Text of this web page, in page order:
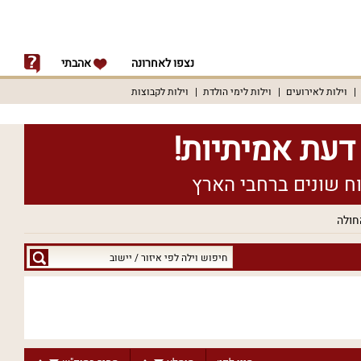
נצפו לאחרונה אהבתי
וילות לאירועים וילות לימי הולדת וילות לקבוצות
חיפוש
וילה
יישוב